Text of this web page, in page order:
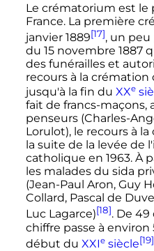
Le crématorium est
France. La première
janvier 1889[17], un peu
du 15 novembre 1887
des funérailles et
recours à la
jusqu'à la fin du XXe
fait de francs-maçons,
penseurs (Charles-
Lorulot), le recours à
la suite de la levée de
catholique en 1963. À
les malades du sida
(Jean-Paul Aron, Guy
Collard, Pascal de
Luc Lagarce)[18]. De 49
chiffre passe à environ
début du XXIesiècle[19]